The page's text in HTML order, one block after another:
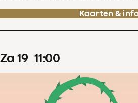
Kaarten &
za 19 11:00